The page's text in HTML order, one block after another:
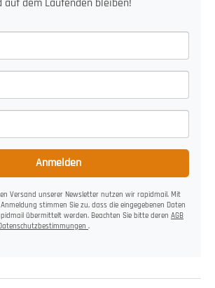
Anmelden
Versand unserer Newsletter nutzen wir rapidmail. Mit
stimmen Sie zu, dass die eingegebenen Daten
übermittelt werden. Beachten Sie bitte deren AGB
.